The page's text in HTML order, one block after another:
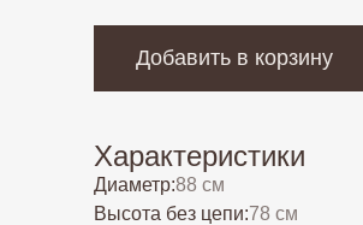
Добавить в корзину
Характеристики
Диаметр:88 см
Высота без цепи:78 см